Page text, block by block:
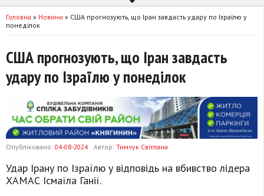
Головна » Новини » США прогнозують, що Іран завдасть удару по Ізраїлю у
понеділок
США прогнозують, що Іран завдасть
удару по Ізраїлю у понеділок
Опубліковано: 04-08-2024 Автор: Тимчук Світлана
Удар Ірану по Ізраїлю у відповідь на вбивство лідера
ХАМАС Ісмаїла Ганії.